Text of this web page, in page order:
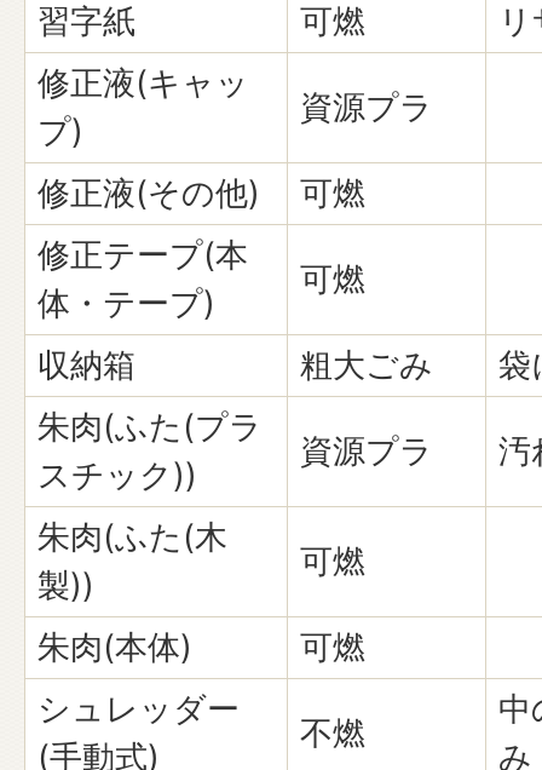
習字紙 可燃
修正液(キャッ
プ)
資源プラ
修正液(その他)
可燃
修正テープ(本
体・テープ)
可燃
収納箱 粗大ごみ
袋
朱肉(ふた(プラ
スチック))
資源プラ 汚
朱肉(ふた(木
製))
可燃
朱肉(本体)
可燃
シュレッダー
(手動式)
不燃
中
み